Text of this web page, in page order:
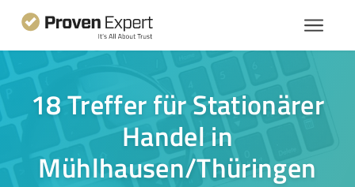
18 Treffer für Stationärer
Handel in
Mühlhausen/Thüringen